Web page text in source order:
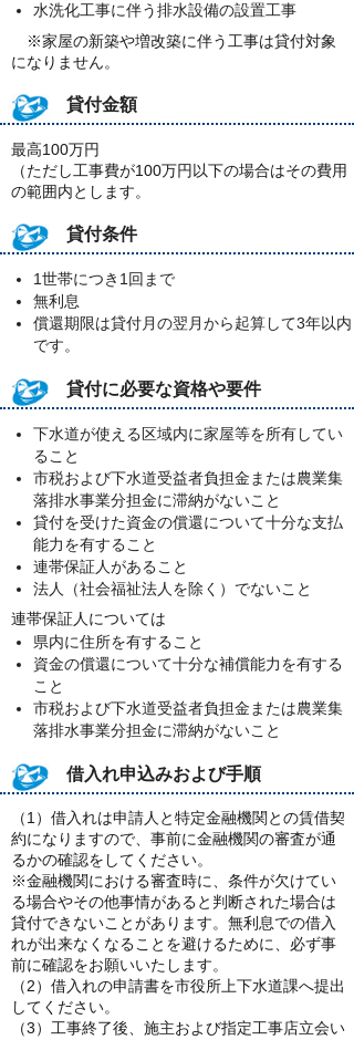
水洗化工事に伴う排水設備の設置工事
※家屋の新築や増改築に伴う工事は貸付対象
になりません。
貸付金額
最高100万円
（ただし工事費が100万円以下の場合はその費用
の範囲内とします。
貸付条件
1世帯につき1回まで
無利息
償還期限は貸付月の翌月から起算して3年以内
です。
貸付に必要な資格や要件
下水道が使える区域内に家屋等を所有してい
ること
市税および下水道受益者負担金または農業集
落排水事業分担金に滞納がないこと
貸付を受けた資金の償還について十分な支払
能力を有すること
連帯保証人があること
法人（社会福祉法人を除く）でないこと
連帯保証人については
県内に住所を有すること
資金の償還について十分な補償能力を有する
こと
市税および下水道受益者負担金または農業集
落排水事業分担金に滞納がないこと
借入れ申込みおよび手順
（1）借入れは申請人と特定金融機関との賃借契
約になりますので、事前に金融機関の審査が通
るかの確認をしてください。
※金融機関における審査時に、条件が欠けてい
る場合やその他事情があると判断された場合は
貸付できないことがあります。無利息での借入
れが出来なくなることを避けるために、必ず事
前に確認をお願いいたします。
（2）借入れの申請書を市役所上下水道課へ提出
してください。
（3）工事終了後、施主および指定工事店立会い